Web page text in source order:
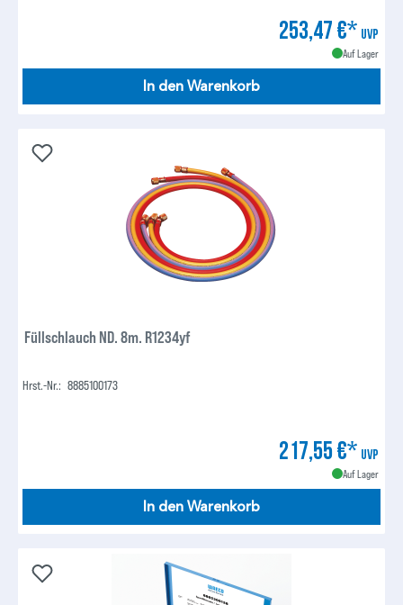
253,47 €* UVP
Auf Lager
In den Warenkorb
Füllschlauch ND. 8m. R1234yf
Hrst.-Nr.: 8885100173
217,55 €* UVP
Auf Lager
In den Warenkorb